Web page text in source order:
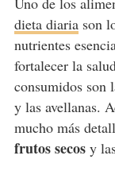
dieta diariason
nutrientes
fortalecer la
consumidos son
y las avellanas.
mucho más
frutos secosy